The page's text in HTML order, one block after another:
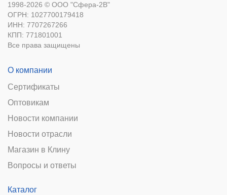
1998-2026 © ООО "Сфера-2В"
ОГРН: 1027700179418
ИНН: 7707267266
КПП: 771801001
Все права защищены
О компании
Сертификаты
Оптовикам
Новости компании
Новости отрасли
Магазин в Клину
Вопросы и ответы
Каталог